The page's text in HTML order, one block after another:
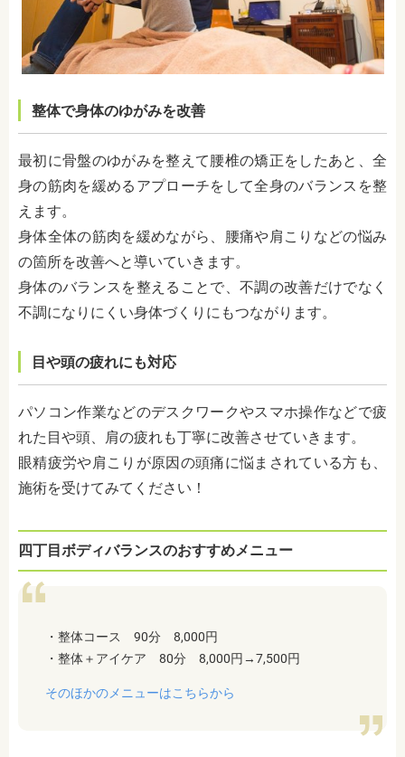
整体で身体のゆがみを改善
最初に骨盤のゆがみを整えて腰椎の矯正をしたあと、全
身の筋肉を緩めるアプローチをして全身のバランスを整
えます。
身体全体の筋肉を緩めながら、腰痛や肩こりなどの悩み
の箇所を改善へと導いていきます。
身体のバランスを整えることで、不調の改善だけでなく
不調になりにくい身体づくりにもつながります。
目や頭の疲れにも対応
パソコン作業などのデスクワークやスマホ操作などで疲
れた目や頭、肩の疲れも丁寧に改善させていきます。
眼精疲労や肩こりが原因の頭痛に悩まされている方も、
施術を受けてみてください！
四丁目ボディバランスのおすすめメニュー
・整体コース 90分 8,000円
・整体＋アイケア 80分 8,000円→7,500円
そのほかのメニューはこちらから